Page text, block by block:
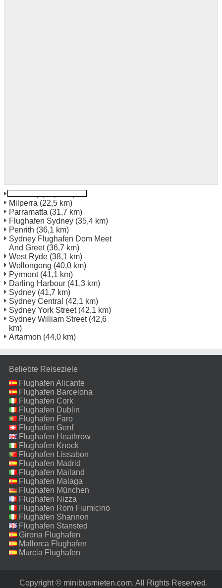
Revesby(22,3 km)
Milperra (22,5 km)
Parramatta (31,7 km)
Flughafen Sydney (35,4 km)
Penrith (36,1 km)
Sydney Flughafen Dom Meet
And Greet(36,7 km)
West Ryde (38,1 km)
Wollongong (40,0 km)
Pyrmont(41,1 km)
Darling Harbour (41,3 km)
Sydney (41,7 km)
Sydney Central (42,1 km)
Sydney York Street(42,1 km)
Sydney William Street(42,6
km)
Artarmon (44,0 km)
Beliebte Reiseziele
Flughafen Alicante
Flughafen Barcelona
Flughafen Cork
Flughafen Dublin
Flughafen Faro
Flughafen Genf
Flughafen Heathrow
Flughafen Knock
Flughafen Lissabon
Flughafen Madrid
Flughafen Mailand
Malpensa
Flughafen Malaga
Flughafen München
Flughafen Nizza
Flughafen Rom Fiumicino
Flughafen Shannon
Flughafen Stansted
Girona Flughafen
Mallorca Flughafen
Murcia Flughafen
Copyright © minibusmieten.com. All Rights Reserved.‎